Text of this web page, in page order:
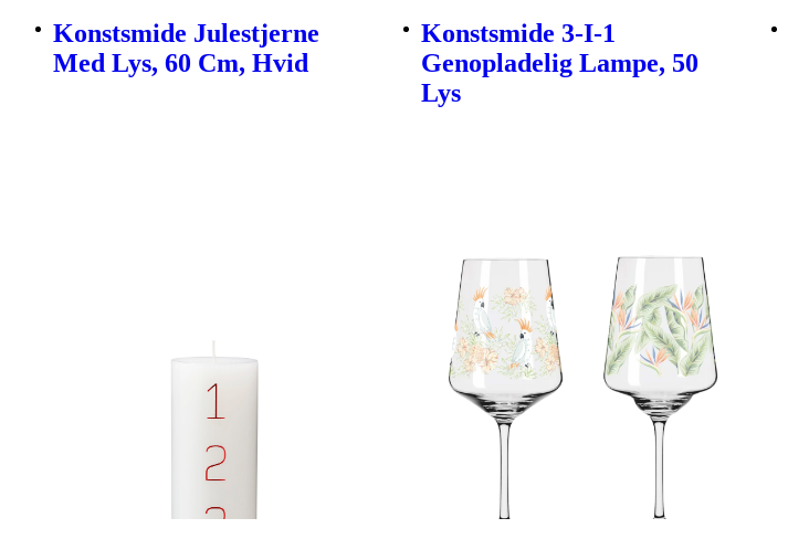
Konstsmide Julestjerne
Med Lys, 60 Cm, Hvid
Konstsmide 3-I-1
Genopladelig Lampe, 50
Lys